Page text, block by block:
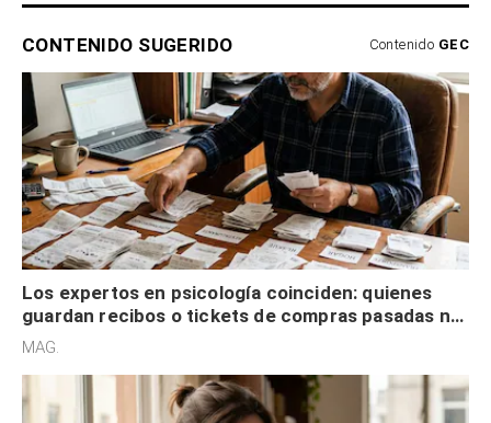
CONTENIDO SUGERIDO Contenido GEC
Los expertos en psicología coinciden: quienes
guardan recibos o tickets de compras pasadas no
son acumuladores, sino que tienen necesidad de
MAG.